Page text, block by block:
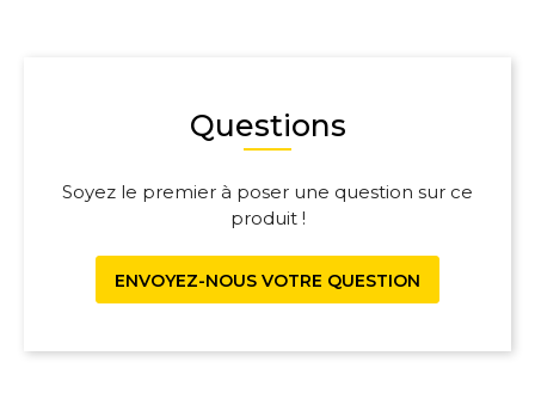
Questions
Soyez le premier à poser une question sur ce
produit !
ENVOYEZ-NOUS VOTRE QUESTION